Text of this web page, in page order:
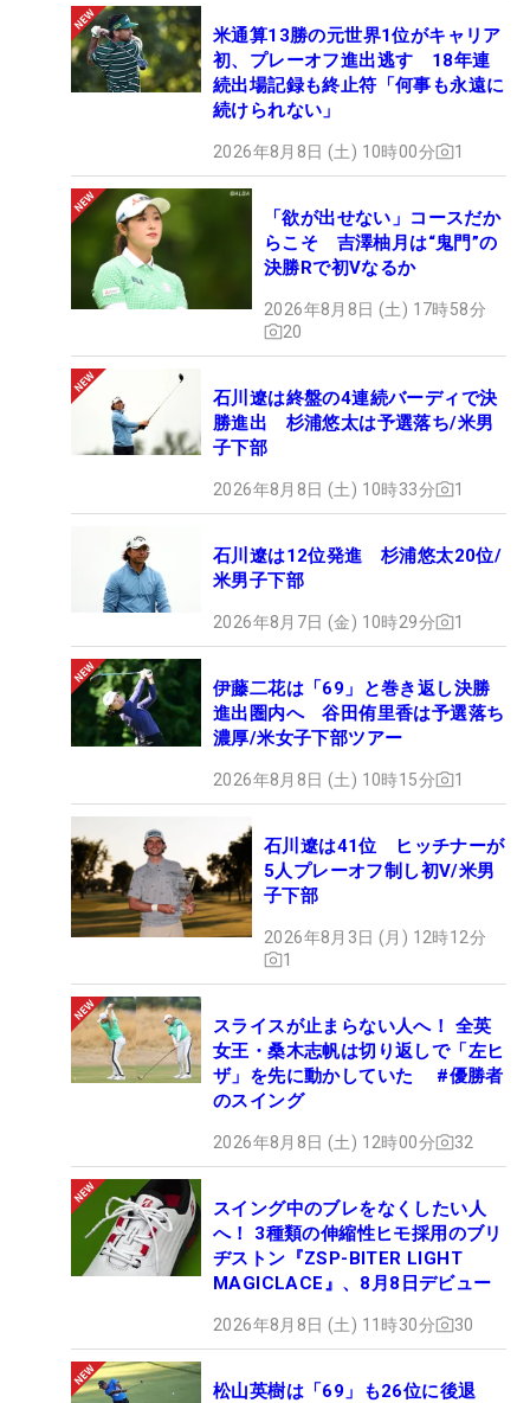
米通算13勝の元世界1位がキャリア
初、プレーオフ進出逃す 18年連
続出場記録も終止符「何事も永遠に
続けられない」
2026年8月8日 (土) 10時00分 1
「欲が出せない」コースだか
らこそ 吉澤柚月は“鬼門”の
決勝Rで初Vなるか
2026年8月8日 (土) 17時58分
20
石川遼は終盤の4連続バーディで決
勝進出 杉浦悠太は予選落ち/米男
子下部
2026年8月8日 (土) 10時33分 1
石川遼は12位発進 杉浦悠太20位/
米男子下部
2026年8月7日 (金) 10時29分 1
伊藤二花は「69」と巻き返し決勝
進出圏内へ 谷田侑里香は予選落ち
濃厚/米女子下部ツアー
2026年8月8日 (土) 10時15分 1
石川遼は41位 ヒッチナーが
5人プレーオフ制し初V/米男
子下部
2026年8月3日 (月) 12時12分
1
スライスが止まらない人へ！ 全英
女王・桑木志帆は切り返しで「左ヒ
ザ」を先に動かしていた #優勝者
のスイング
2026年8月8日 (土) 12時00分 32
スイング中のブレをなくしたい人
へ！ 3種類の伸縮性ヒモ採用のブリ
ヂストン『ZSP-BITER LIGHT
MAGICLACE』、8月8日デビュー
2026年8月8日 (土) 11時30分 30
松山英樹は「69」も26位に後退